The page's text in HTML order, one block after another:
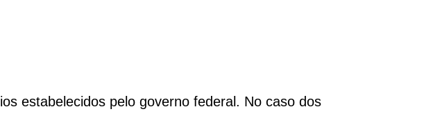
estabelecidos pelo governo federal. No caso dos